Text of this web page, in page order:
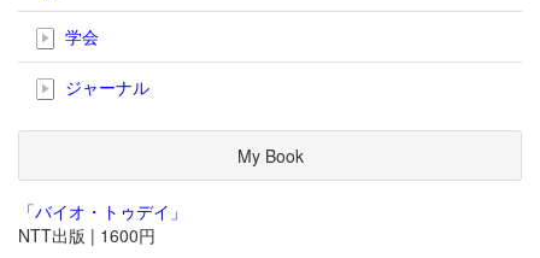
学会
ジャーナル
My Book
「バイオ・トゥデイ」
NTT出版 | 1600円